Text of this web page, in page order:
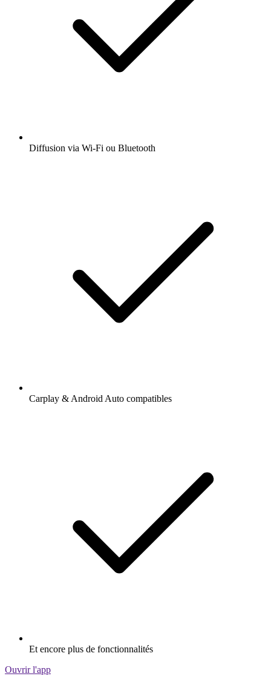
Diffusion via Wi-Fi ou Bluetooth
Carplay & Android Auto compatibles
Et encore plus de fonctionnalités
Ouvrir l'app